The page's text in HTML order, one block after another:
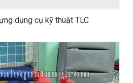
dụng cụ kỹ thuật TLC